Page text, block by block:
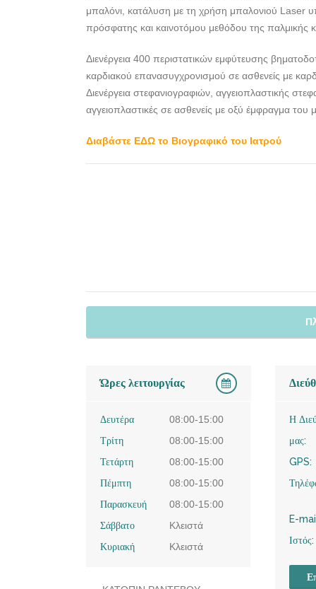
μπαλόνι, κατάλυση με τη χρήση μπαλονιού Laser
πρόσφατης και καινοτόμου μεθόδου της παλμικής
Διενέργεια 400 περιστατικών εμφύτευσης
καρδιακού επανασυγχρονισμού σε ασθενείς με
Διενέργεια στεφανιογραφιών, αγγειοπλαστικής
αγγειοπλαστικές σε ασθενείς με οξύ έμφραγμα του
Διαβάστε ΕΔΩ το Βιογραφικό του Ιατρού
Ώρες λειτουργίας
Δευτέρα
08:00-15:00
Τρίτη
08:00-15:00
Τετάρτη
08:00-15:00
Πέμπτη
08:00-15:00
Παρασκευή
08:00-15:00
Σάββατο
Κλειστά
Κυριακή
Κλειστά
Η
μας:
GPS:
E-
Ιστός: